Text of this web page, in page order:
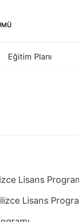
Eğitim Planı
Lisans
Lisans